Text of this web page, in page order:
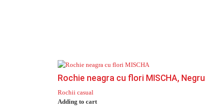
Rochie neagra cu flori MISCHA, Negru
Rochii casual
Adding to cart